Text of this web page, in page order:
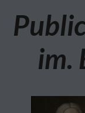
im.